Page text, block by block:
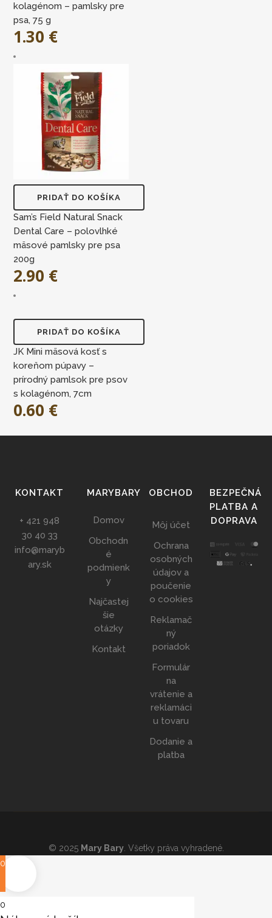
kolagénom – pamlsky pre
psa, 75 g
1.30 €
PRIDAŤ DO KOŠÍKA
Sam’s Field Natural Snack
Dental Care – polovlhké
mäsové pamlsky pre psa
200g
2.90 €
PRIDAŤ DO KOŠÍKA
JK Mini mäsová kosť s
koreňom púpavy –
prírodný pamlsok pre psov
s kolagénom, 7cm
0.60 €
KONTAKT
+ 421 948
30 40 33
info@maryb
ary.sk
MARYBARY
Domov
Obchodn
é
podmienk
y
Najčastej
šie
otázky
Kontakt
OBCHOD
Môj účet
Ochrana
osobných
údajov a
poučenie
o cookies
Reklamač
ný
poriadok
Formulár
na
vrátenie a
reklamáci
u tovaru
Dodanie a
platba
BEZPEČNÁ
PLATBA A
DOPRAVA
© 2025 Mary Bary. Všetky práva vyhradené.
0
0